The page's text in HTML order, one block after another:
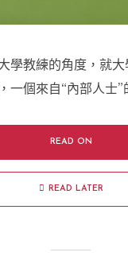
學教練的角度，就
一個來自“內部人士”
READ ON
READ LATER